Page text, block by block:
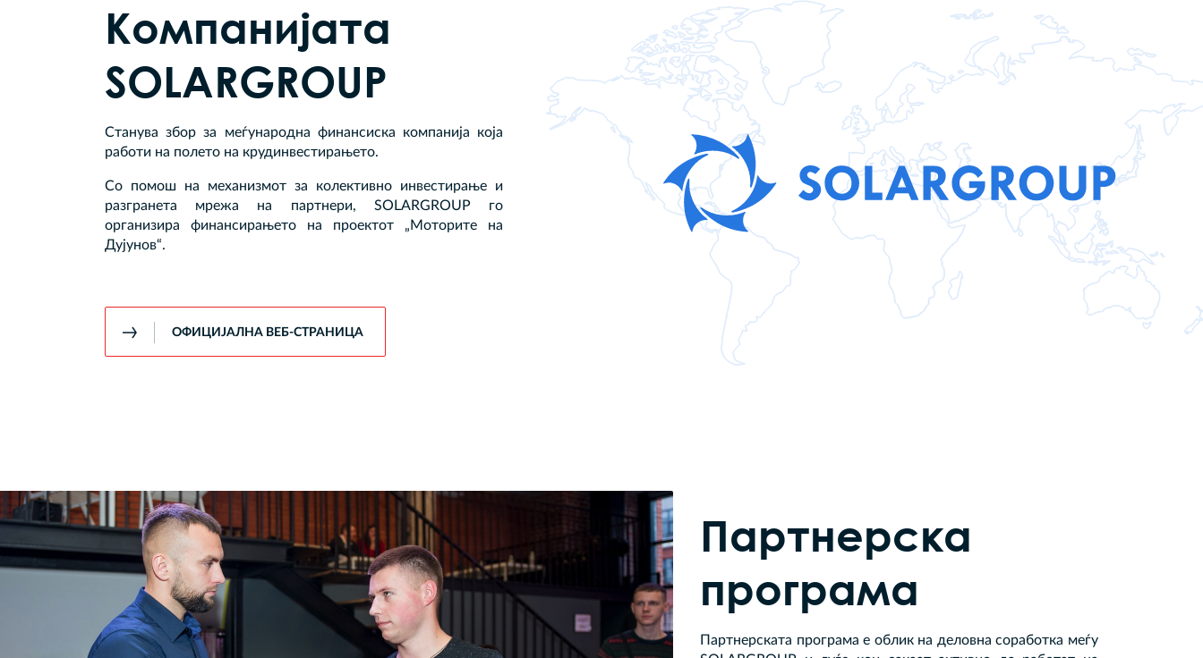
Компанијата
SOLARGROUP
Станува збор за меѓународна финансиска компанија која
работи на полето на крудинвестирањето.
Со помош на механизмот за колективно инвестирање и
разгранета мрежа на партнери, SOLARGROUP го
организира финансирањето на проектот „Моторите на
Дујунов“.
ОФИЦИЈАЛНА ВЕБ-СТРАНИЦА
Партнерска
програма
Партнерската програма е облик на деловна соработка меѓу